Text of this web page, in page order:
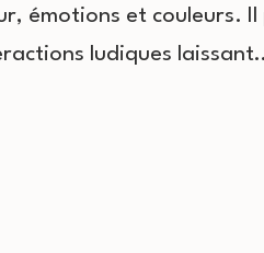
émotions et couleurs.
ludiques